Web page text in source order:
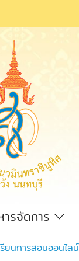
ารจัดการ
รียนการสอนออ